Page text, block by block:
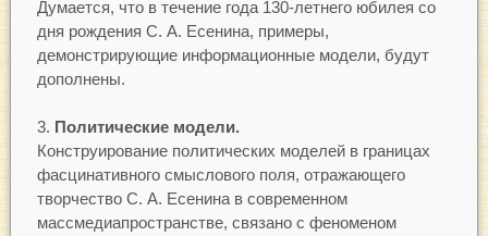
Думается, что в течение года 130-летнего юбилея со
дня рождения С. А. Есенина, примеры,
демонстрирующие информационные модели, будут
дополнены.
Политические модели.
Конструирование политических моделей в границах
фасцинативного смыслового поля, отражающего
творчество С. А. Есенина в современном
массмедиапространстве, связано с феноменом